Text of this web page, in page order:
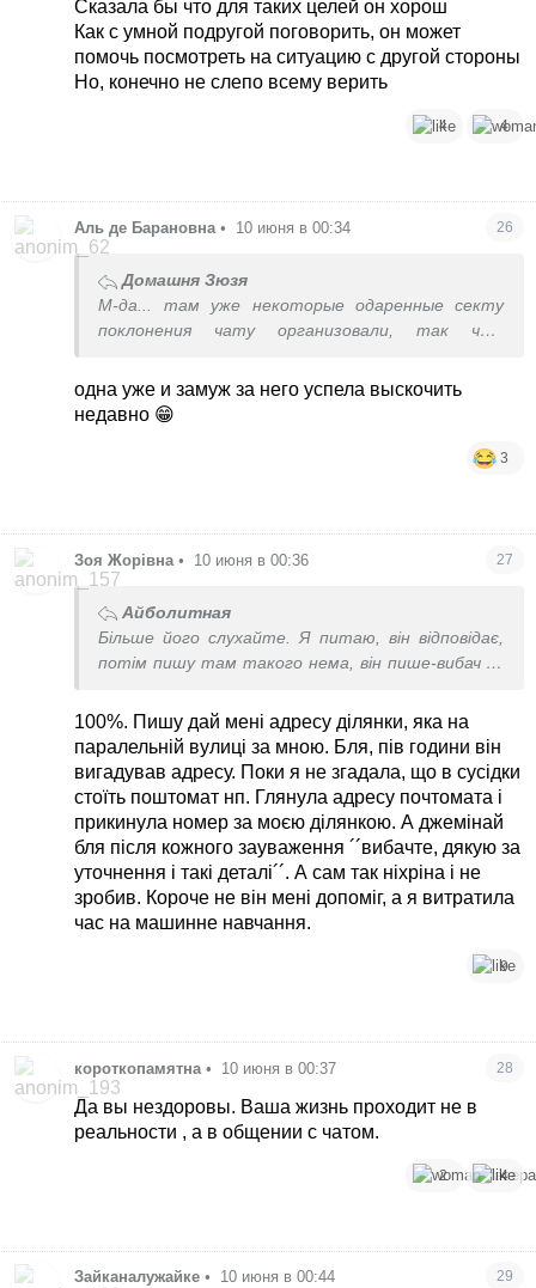
Сказала бы что для таких целей он хорош
Как с умной подругой поговорить, он может
помочь посмотреть на ситуацию с другой стороны
Но, конечно не слепо всему верить
4 4
Аль де Барановна • 10 июня в 00:34 26
Домашня Зюзя
М-да... там уже некоторые одаренные секту
поклонения чату организовали, так что
осталось..
одна уже и замуж за него успела выскочить
недавно 😁
3
Зоя Жорівна • 10 июня в 00:36 27
Айболитная
Більше його слухайте. Я питаю, він відповідає,
потім пишу там такого нема, він пише-вибач за
самостійно.
100%. Пишу дай мені адресу ділянки, яка на
паралельній вулиці за мною. Бля, пів години він
вигадував адресу. Поки я не згадала, що в сусідки
стоїть поштомат нп. Глянула адресу почтомата і
прикинула номер за моєю ділянкою. А джемінай
бля після кожного зауваження ´´вибачте, дякую за
уточнення і такі деталі´´. А сам так ніхріна і не
зробив. Короче не він мені допоміг, а я витратила
час на машинне навчання.
9
короткопамятна • 10 июня в 00:37 28
Да вы нездоровы. Ваша жизнь проходит не в
реальности , а в общении с чатом.
2 4
Зайканалужайке • 10 июня в 00:44 29